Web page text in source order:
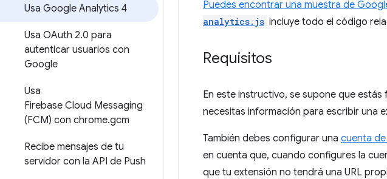
Usa Google Analytics 4
Usa OAuth 2.0 para
autenticar usuarios con
Google
Usa
Firebase Cloud Messaging
(FCM) con chrome.gcm
Recibe mensajes de tu
servidor con la API de Push
Puedes encontrar una muestra de
analytics.js incluye todo el código
Requisitos
En este instructivo, se supone que
necesitas información para escribir una
También debes configurar una cuenta
en cuenta que, cuando configures la
que tu extensión no tendrá una URL